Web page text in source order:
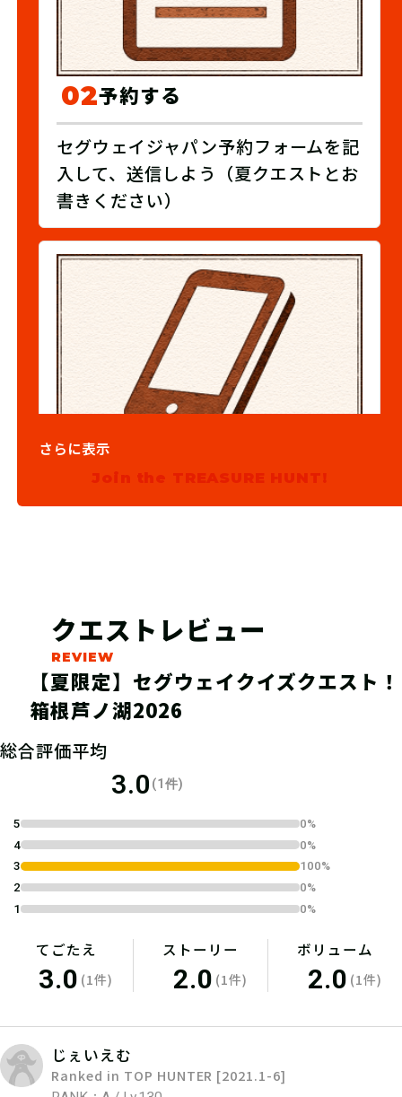
02予約する
セグウェイジャパン予約フォームを記
入して、送信しよう（夏クエストとお
書きください）
03確認メール
参加当日、スタッフに「タカラッシュ
のクエスト参加」と伝えよう！
さらに表示
Join the TREASURE HUNT!
クエストレビュー
【夏限定】セグウェイクイズクエスト！
箱根芦ノ湖2026
総合評価平均
3.0 (1件)
5
0%
4
0%
3
100%
2
0%
1
0%
てごたえ
3.0 (1件)
ストーリー
2.0 (1件)
ボリューム
2.0 (1件)
じぇいえむ
Ranked in TOP HUNTER [2021.1-6]